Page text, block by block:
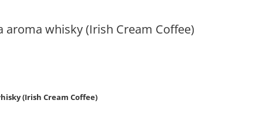
aroma whisky (Irish Cream Coffee)
(Irish Cream Coffee)